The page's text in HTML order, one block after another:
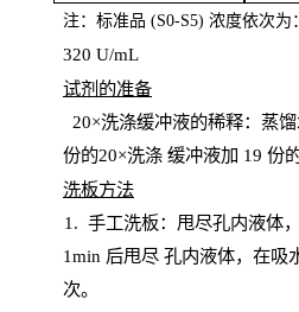
注：标准品 (S0-S5) 浓度依次为：
320 U/mL
试剂的准备
20×洗涤缓冲液的稀释：蒸
份的20×洗涤 缓冲液加 19 份
洗板方法
1. 手工洗板：甩尽孔内液体
1min 后甩尽 孔内液体，在吸
次。